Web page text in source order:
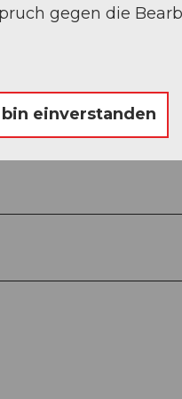
gegen die
bin einverstanden